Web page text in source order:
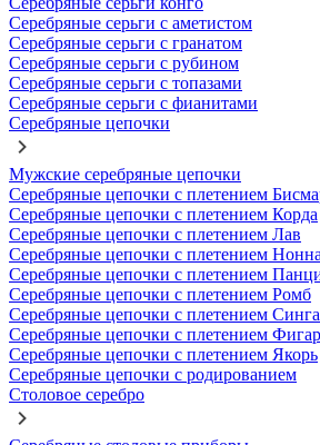
Серебряные серьги с аметистом
Серебряные серьги с гранатом
Серебряные серьги с рубином
Серебряные серьги с топазами
Серебряные серьги с фианитами
Серебряные цепочки
Мужские серебряные цепочки
Серебряные цепочки с плетением
Серебряные цепочки с плетением Корда
Серебряные цепочки с плетением Лав
Серебряные цепочки с плетением Нонна
Серебряные цепочки с плетением
Серебряные цепочки с плетением Ромб
Серебряные цепочки с плетением
Серебряные цепочки с плетением
Серебряные цепочки с плетением Якорь
Серебряные цепочки с родированием
Столовое серебро